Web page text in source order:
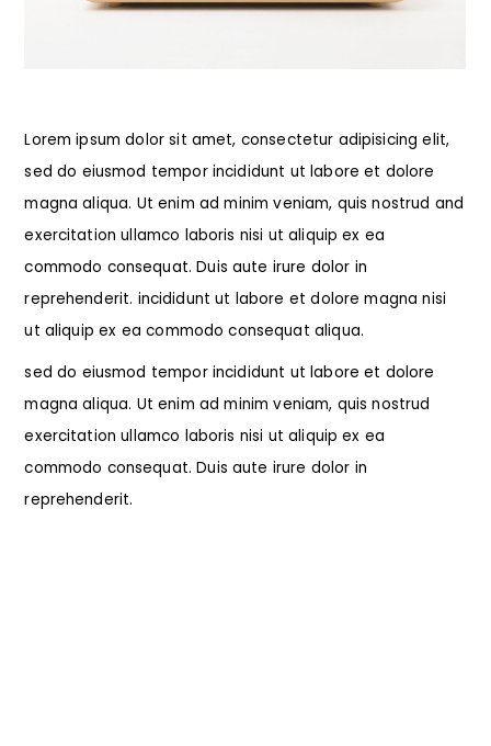
Lorem ipsum dolor sit amet, consectetur adipisicing elit,
sed do eiusmod tempor incididunt ut labore et dolore
magna aliqua. Ut enim ad minim veniam, quis nostrud and
exercitation ullamco laboris nisi ut aliquip ex ea
commodo consequat. Duis aute irure dolor in
reprehenderit. incididunt ut labore et dolore magna nisi
ut aliquip ex ea commodo consequat aliqua.
sed do eiusmod tempor incididunt ut labore et dolore
magna aliqua. Ut enim ad minim veniam, quis nostrud
exercitation ullamco laboris nisi ut aliquip ex ea
commodo consequat. Duis aute irure dolor in
reprehenderit.